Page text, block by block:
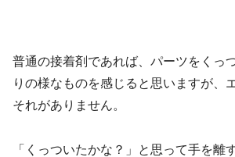
普通の接着剤であれば、パーツをくっ
りの様なものを感じると思いますが、
それがありません。
「くっついたかな？」と思って手を離